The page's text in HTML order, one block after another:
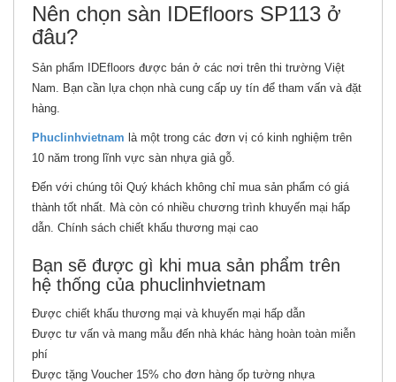
Nên chọn sàn IDEfloors SP113 ở
đâu?
Sản phẩm IDEfloors được bán ở các nơi trên thi trường Việt
Nam. Bạn cần lựa chọn nhà cung cấp uy tín để tham vấn và đặt
hàng.
Phuclinhvietnam là một trong các đơn vị có kinh nghiệm trên
10 năm trong lĩnh vực sàn nhựa giả gỗ.
Đến với chúng tôi Quý khách không chỉ mua sản phẩm có giá
thành tốt nhất. Mà còn có nhiều chương trình khuyến mại hấp
dẫn. Chính sách chiết khấu thương mại cao
Bạn sẽ được gì khi mua sản phẩm trên
hệ thống của phuclinhvietnam
Được chiết khấu thương mại và khuyến mại hấp dẫn
Được tư vấn và mang mẫu đến nhà khác hàng hoàn toàn miễn
phí
Được tặng Voucher 15% cho đơn hàng ốp tường nhựa